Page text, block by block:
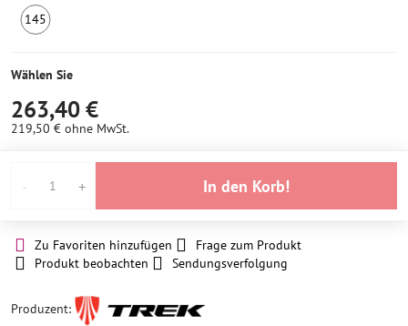
145
auf
Wählen Sie
263,40 €
219,50 € ohne MwSt.
In den Korb!
Zu Favoriten hinzufügen
Frage zum Produkt
Produkt beobachten
Sendungsverfolgung
Produzent: